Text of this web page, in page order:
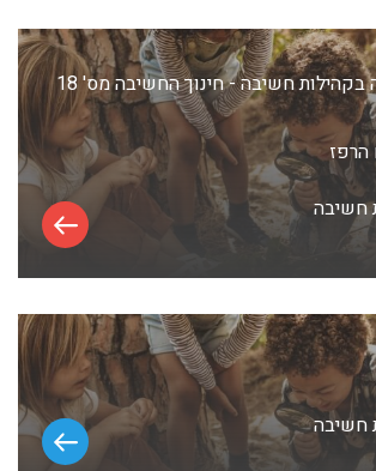
בקהילות חשיבה - חינוך החשיבה מס' 18
הרפז
חשיבה
חשיבה